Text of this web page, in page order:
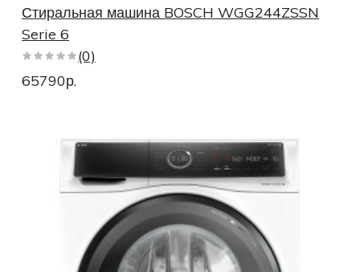
Дорогие стиральные машины
Недорогие стиральные машины
Стиральные машины премиум
Стиральные машины 6 серии 3d Washing
Стиральные машины 6 серии Варио Перфект
Стиральные машины быстрая стирка
Стиральные машины с предварительной стиркой
Стиральная машина BOSCH WGG244ZSSN
Serie 6
(0)
65790р.